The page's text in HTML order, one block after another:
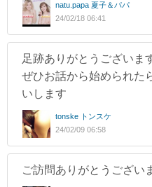
natu.papa 夏子＆パパ
24/02/18 06:41
足跡ありがとうございま
ぜひお話から始められた
いします
tonske トンスケ
24/02/09 06:58
ご訪問ありがとうござい